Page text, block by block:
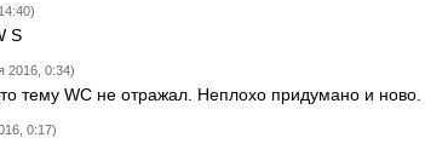
S
2016, 0:34)
тему WC не отражал. Неплохо придумано и ново.
0:17)